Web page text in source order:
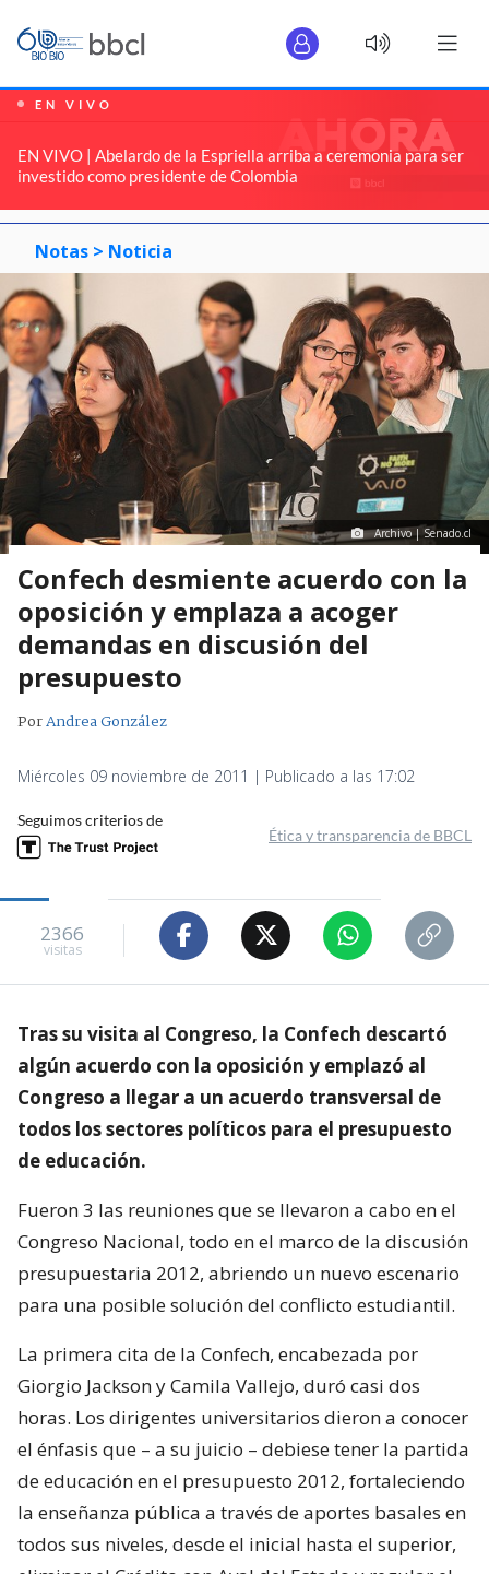
EN VIVO
EN VIVO | Abelardo de la Espriella arriba a ceremonia para ser
investido como presidente de Colombia
Notas > Noticia
Archivo | Senado.cl
Confech desmiente acuerdo con la
oposición y emplaza a acoger
demandas en discusión del
presupuesto
PorAndrea González
Miércoles 09 noviembre de 2011 | Publicado a las 17:02
Seguimos criterios de
Ética y transparencia de BBCL
2366
visitas
Tras su visita al Congreso, la Confech descartó
algún acuerdo con la oposición y emplazó al
Congreso a llegar a un acuerdo transversal de
todos los sectores políticos para el presupuesto
de educación.
Fueron 3 las reuniones que se llevaron a cabo en el
Congreso Nacional, todo en el marco de la discusión
presupuestaria 2012, abriendo un nuevo escenario
para una posible solución del conflicto estudiantil.
La primera cita de la Confech, encabezada por
Giorgio Jackson y Camila Vallejo, duró casi dos
horas. Los dirigentes universitarios dieron a conocer
el énfasis que – a su juicio – debiese tener la partida
de educación en el presupuesto 2012, fortaleciendo
la enseñanza pública a través de aportes basales en
todos sus niveles, desde el inicial hasta el superior,